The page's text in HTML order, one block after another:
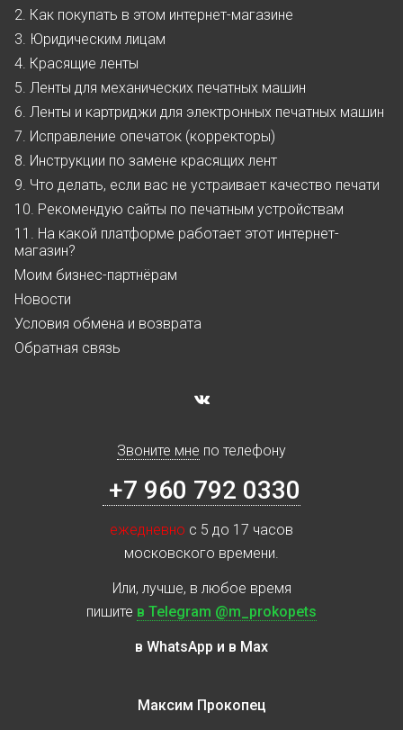
2. Как покупать в этом интернет-магазине
3. Юридическим лицам
4. Красящие ленты
5. Ленты для механических печатных машин
6. Ленты и картриджи для электронных печатных машин
7. Исправление опечаток (корректоры)
8. Инструкции по замене красящих лент
9. Что делать, если вас не устраивает качество печати
10. Рекомендую сайты по печатным устройствам
11. На какой платформе работает этот интернет-
магазин?
Моим бизнес-партнёрам
Новости
Условия обмена и возврата
Обратная связь
Звоните мне по телефону
+7 960 792 0330
ежедневно с 5 до 17 часов
московского времени.
Или, лучше, в любое время
пишите в Telegram @m_prokopets
в WhatsApp и в Max
Максим Прокопец